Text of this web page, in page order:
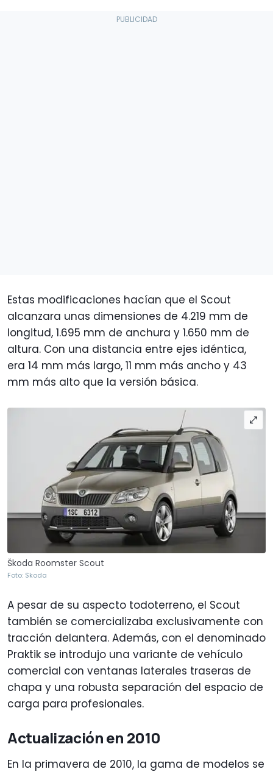
Estas modificaciones hacían que el Scout
alcanzara unas dimensiones de 4.219 mm de
longitud, 1.695 mm de anchura y 1.650 mm de
altura. Con una distancia entre ejes idéntica,
era 14 mm más largo, 11 mm más ancho y 43
mm más alto que la versión básica.
Škoda Roomster Scout
Foto: Skoda
A pesar de su aspecto todoterreno, el Scout
también se comercializaba exclusivamente con
tracción delantera. Además, con el denominado
Praktik se introdujo una variante de vehículo
comercial con ventanas laterales traseras de
chapa y una robusta separación del espacio de
carga para profesionales.
Actualización en 2010
En la primavera de 2010, la gama de modelos se